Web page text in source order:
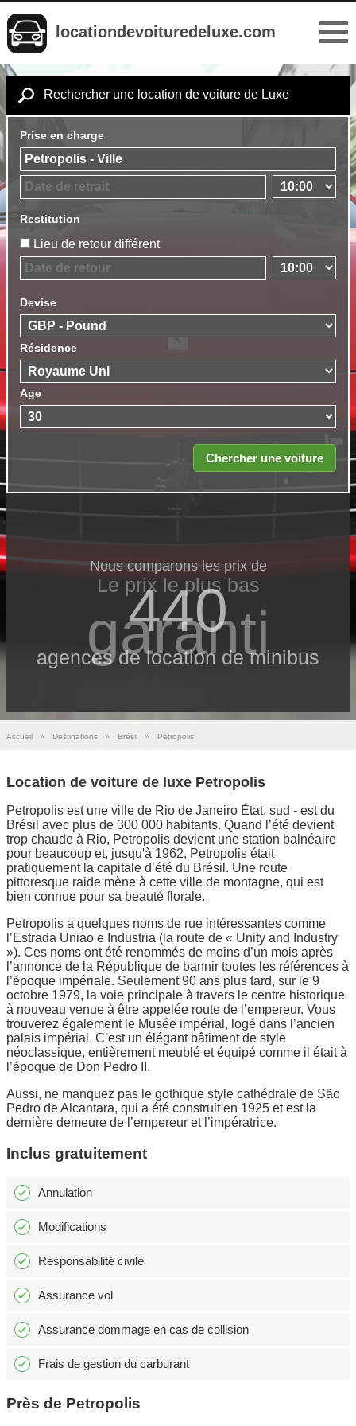
locationdevoituredeluxe.com
Rechercher une location de voiture de Luxe
Prise en charge
Restitution
Lieu de retour différent
Devise
Résidence
Age
Nous comparons les prix de
440
agences de location de minibus
Le prix le​ plus bas
garanti
Accueil » Destinations » Brésil » Petropolis
Location de voiture de luxe Petropolis
Petropolis est une ville de Rio de Janeiro État, sud - est du
Brésil avec plus de 300 000 habitants. Quand l’été devient
trop chaude à Rio, Petropolis devient une station balnéaire
pour beaucoup et, jusqu'à 1962, Petropolis était
pratiquement la capitale d’été du Brésil. Une route
pittoresque raide mène à cette ville de montagne, qui est
bien connue pour sa beauté florale.
Petropolis a quelques noms de rue intéressantes comme
l’Estrada Uniao e Industria (la route de « Unity and Industry
»). Ces noms ont été renommés de moins d’un mois après
l’annonce de la République de bannir toutes les références à
l’époque impériale. Seulement 90 ans plus tard, sur le 9
octobre 1979, la voie principale à travers le centre historique
à nouveau venue à être appelée route de l’empereur. Vous
trouverez également le Musée impérial, logé dans l’ancien
palais impérial. C’est un élégant bâtiment de style
néoclassique, entièrement meublé et équipé comme il était à
l’époque de Don Pedro II.
Aussi, ne manquez pas le gothique style cathédrale de São
Pedro de Alcantara, qui a été construit en 1925 et est la
dernière demeure de l’empereur et l’impératrice.
Inclus gratuitement
Annulation
Modifications
Responsabilité civile
Assurance vol
Assurance dommage en cas de collision
Frais de gestion du carburant
Près de Petropolis